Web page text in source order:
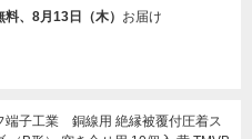
料、8月13日（木） お届け
端子工業 銅線用 絶縁被覆付圧着ス